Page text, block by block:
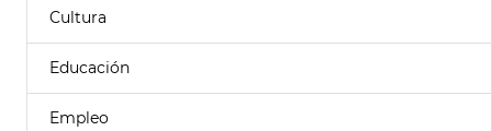
Cultura
Educación
Empleo